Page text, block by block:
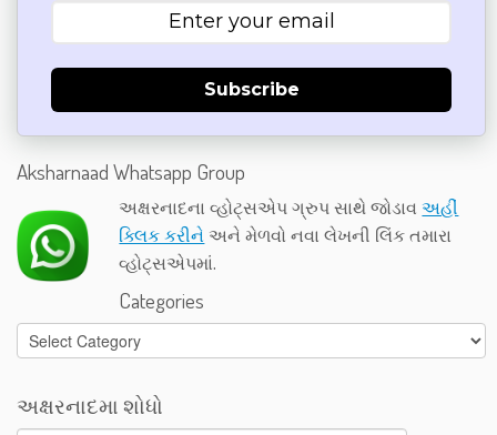
Subscribe
Aksharnaad Whatsapp Group
અક્ષરનાદના વ્હોટ્સએપ ગ્રુપ સાથે જોડાવઅહીં
ક્લિક કરીને અને મેળવો નવા લેખની લિંક તમારા
વ્હોટ્સએપમાં.
Categories
Categories
અક્ષરનાદમા શોધો